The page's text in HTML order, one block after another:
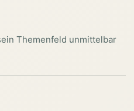
Themenfeld unmittelbar